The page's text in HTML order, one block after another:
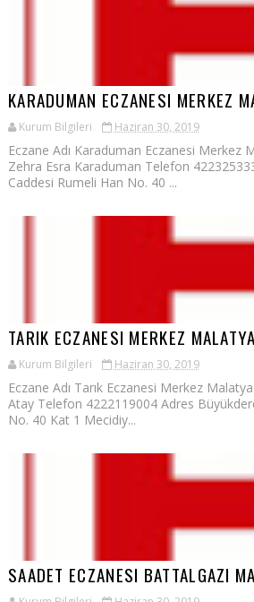
KARADUMAN ECZANESI MERKEZ
Kurum Bilgileri Haziran 30, 2019
Eczane Adı Karaduman Eczanesi Merkez
Zehra Esra Karaduman Telefon
Caddesi Rumeli Han No. 40 ...
TARIK ECZANESI MERKEZ MALATYA
Kurum Bilgileri Haziran 30, 2019
Eczane Adı Tarık Eczanesi Merkez
Atay Telefon 4222119004 Adres
No. 40 Kat 1 Mecidiy...
SAADET ECZANESI BATTALGAZI